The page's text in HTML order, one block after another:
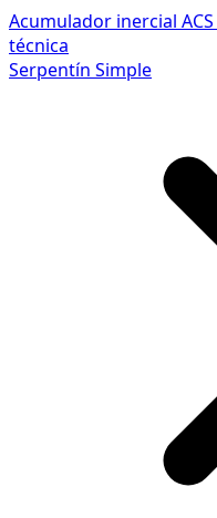
Acumulador inercial ACS
técnica
Serpentín Simple